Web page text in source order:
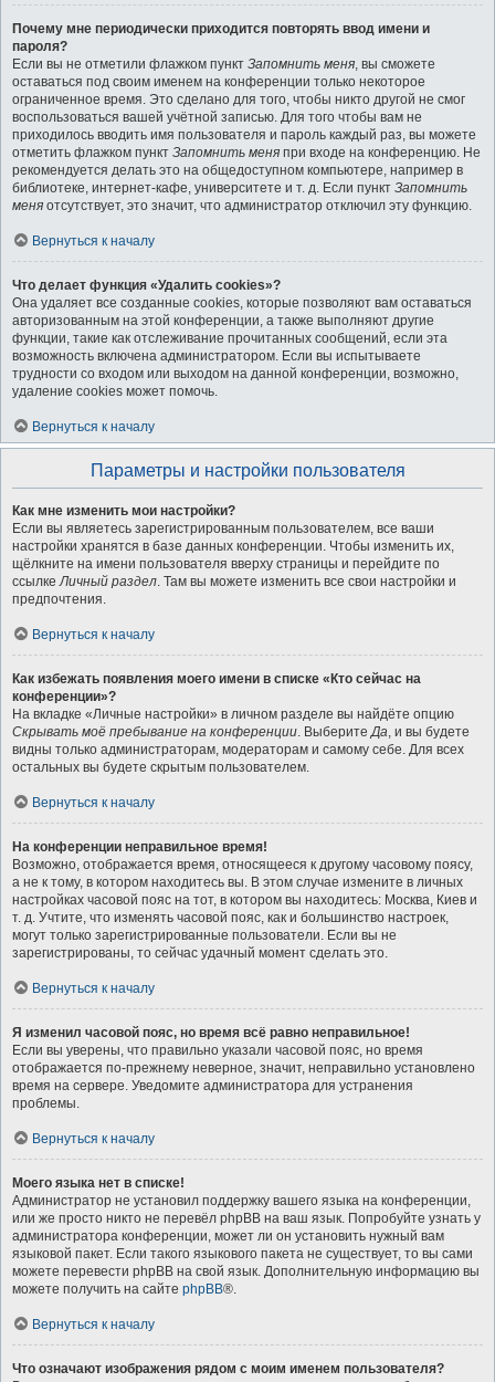
Почему мне периодически приходится повторять ввод имени и
пароля?
Если вы не отметили флажком пункт Запомнить меня, вы сможете
оставаться под своим именем на конференции только некоторое
ограниченное время. Это сделано для того, чтобы никто другой не смог
воспользоваться вашей учётной записью. Для того чтобы вам не
приходилось вводить имя пользователя и пароль каждый раз, вы можете
отметить флажком пункт Запомнить меня при входе на конференцию. Не
рекомендуется делать это на общедоступном компьютере, например в
библиотеке, интернет-кафе, университете и т. д. Если пункт Запомнить
меня отсутствует, это значит, что администратор отключил эту функцию.
Вернуться к началу
Что делает функция «Удалить cookies»?
Она удаляет все созданные cookies, которые позволяют вам оставаться
авторизованным на этой конференции, а также выполняют другие
функции, такие как отслеживание прочитанных сообщений, если эта
возможность включена администратором. Если вы испытываете
трудности со входом или выходом на данной конференции, возможно,
удаление cookies может помочь.
Вернуться к началу
Параметры и настройки пользователя
Как мне изменить мои настройки?
Если вы являетесь зарегистрированным пользователем, все ваши
настройки хранятся в базе данных конференции. Чтобы изменить их,
щёлкните на имени пользователя вверху страницы и перейдите по
ссылкеЛичный раздел. Там вы можете изменить все свои настройки и
предпочтения.
Вернуться к началу
Как избежать появления моего имени в списке «Кто сейчас на
конференции»?
На вкладке «Личные настройки» в личном разделе вы найдёте опцию
Скрывать моё пребывание на конференции. ВыберитеДа, и вы будете
видны только администраторам, модераторам и самому себе. Для всех
остальных вы будете скрытым пользователем.
Вернуться к началу
На конференции неправильное время!
Возможно, отображается время, относящееся к другому часовому поясу,
а не к тому, в котором находитесь вы. В этом случае измените в личных
настройках часовой пояс на тот, в котором вы находитесь: Москва, Киев и
т. д. Учтите, что изменять часовой пояс, как и большинство настроек,
могут только зарегистрированные пользователи. Если вы не
зарегистрированы, то сейчас удачный момент сделать это.
Вернуться к началу
Я изменил часовой пояс, но время всё равно неправильное!
Если вы уверены, что правильно указали часовой пояс, но время
отображается по-прежнему неверное, значит, неправильно установлено
время на сервере. Уведомите администратора для устранения
проблемы.
Вернуться к началу
Моего языка нет в списке!
Администратор не установил поддержку вашего языка на конференции,
или же просто никто не перевёл phpBB на ваш язык. Попробуйте узнать у
администратора конференции, может ли он установить нужный вам
языковой пакет. Если такого языкового пакета не существует, то вы сами
можете перевести phpBB на свой язык. Дополнительную информацию вы
можете получить на сайте phpBB®.
Вернуться к началу
Что означают изображения рядом с моим именем пользователя?